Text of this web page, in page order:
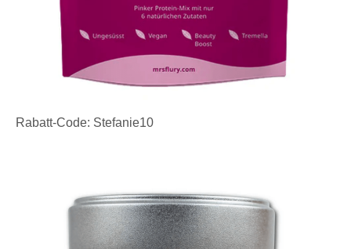
Rabatt-Code: Stefanie10